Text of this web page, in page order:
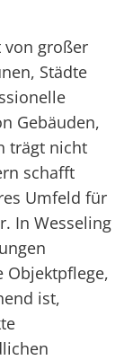
von großer
Städte
Gebäuden,
trägt nicht
schafft
Umfeld für
In Wesseling
Objektpflege,
ist,